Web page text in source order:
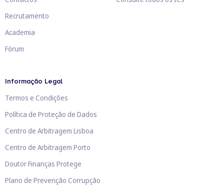
Recrutamento
Academia
Fórum
Informação Legal
Termos e Condições
Política de Proteção de Dados
Centro de Arbitragem Lisboa
Centro de Arbitragem Porto
Doutor Finanças Protege
Plano de Prevenção Corrupção